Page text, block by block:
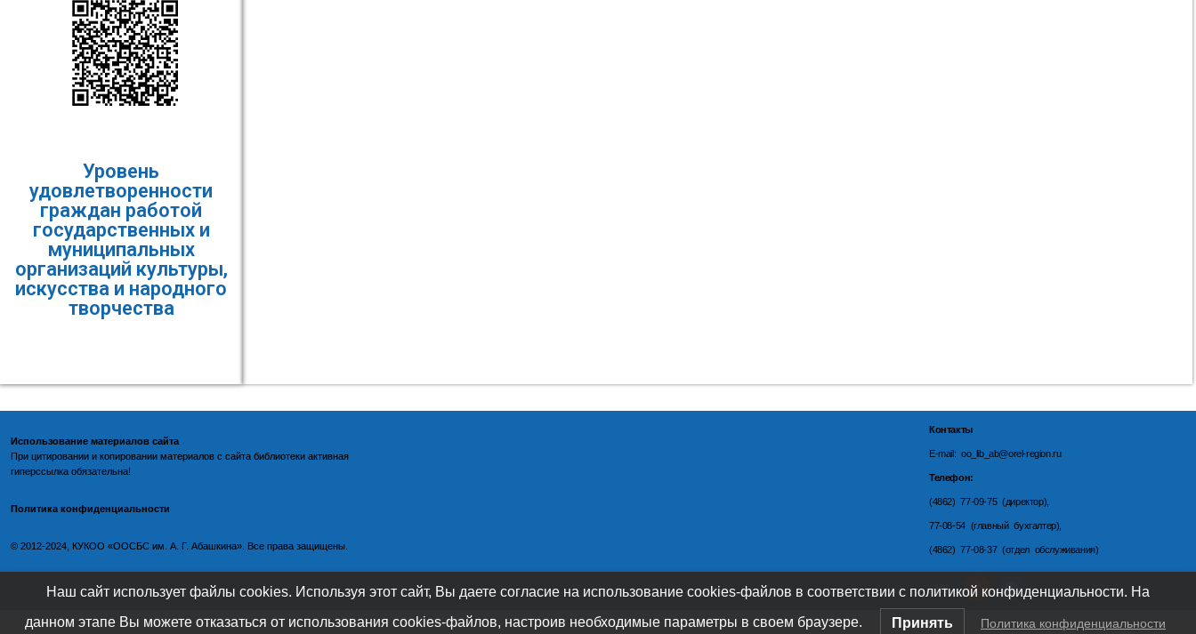
Уровень
удовлетворенности
граждан работой
государственных и
муниципальных
организаций культуры,
искусства и народного
творчества
Использование материалов сайта
При цитировании и копировании материалов с сайта библиотеки активная
гиперссылка обязательна!
Политика конфиденциальности
©️ 2012-2024, КУКОО «ООСБС им. А. Г. Абашкина». Все права защищены.
Контакты
E-mail: oo_lib_ab@orel-region.ru
Телефон:
(4862) 77-09-75 (директор),
77-08-54 (главный бухгалтер),
(4862) 77-08-37 (отдел обслуживания)
Наш сайт использует файлы cookies. Используя этот сайт, Вы даете согласие на использование cookies-файлов в соответствии с политикой конфиденциальности. На
данном этапе Вы можете отказаться от использования cookies-файлов, настроив необходимые параметры в своем браузере. Принять Политика конфиденциальности